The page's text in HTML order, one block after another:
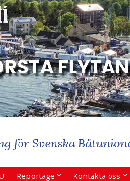
Reportage Kontakta oss